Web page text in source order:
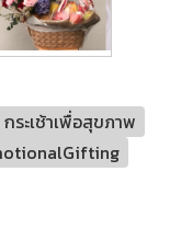
กระเช้าเพื่อสุขภาพ